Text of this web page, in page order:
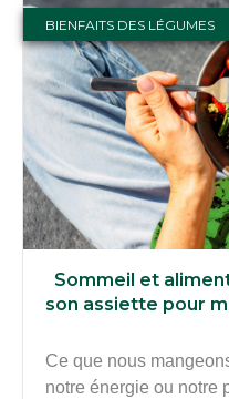
BIENFAITS DES LÉGUMES
Sommeil et
son assiette pour
Ce que nous
notre énergie ou notre